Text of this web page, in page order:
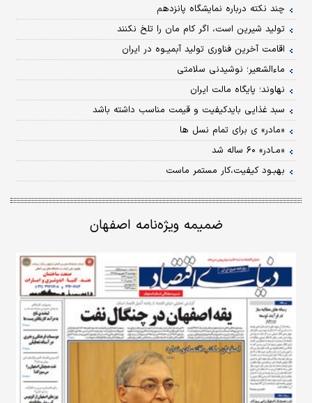
چند نکته درباره نمایشگاه پانزدهم
تولید شیرین است، اگر کام مان را تلخ نکنند
اقامت آخرین فناوری‏ تولید آبمیـوه در ایران
ماءالشعیر؛ نوشیدنی سلامتی
نهاوند؛ پایگاه مالت ایران
سبد غذایی بایدکیفیت و قیمت مناسب داشته باشد
«مادر» ی برای تمام نسل ها
«مـادر» ۶۰ ساله شد
بهبـود کیفیت،‏کار مستمر ماست
ضمیمه ویژه‌نامه اصفهان